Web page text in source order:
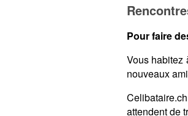
Pour faire
Vous habitez
nouveaux
attendent de